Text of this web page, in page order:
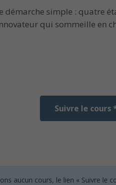
démarche simple : quatre
qui sommeille en
Suivre le cours
aucun cours, le lien « Suivre le